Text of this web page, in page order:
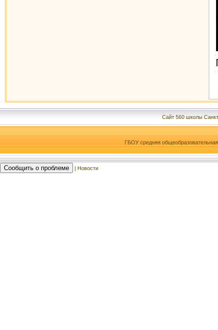
Сайт 560 школы
ГБОУ средняя
Сообщить о проблеме | Новости